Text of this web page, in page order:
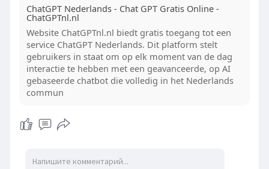
Hoe ChatGPT Nederlands Patiënten Helpt met
Zelfmonitoring
Zelfmonitoring wordt steeds populairder dankzij
wearables en slimme medische apparaten.
ChatGPT Nederlands kan data uit deze apparaten
interpreteren en gebruikers voorzien van
gepersonaliseerde inzichten. Of het nu gaat om
slaaptracking, AI helpt bij het detecteren van
ChatGPT Nederlands - Chat GPT Gratis Online -
ChatGPTnl.nl
Website ChatGPTnl.nl biedt gratis toegang tot een
service ChatGPT Nederlands. Dit platform stelt
gebruikers in staat om op elk moment van de dag
interactie te hebben met een geavanceerde, op AI
gebaseerde chatbot die volledig in het Nederlands
commun